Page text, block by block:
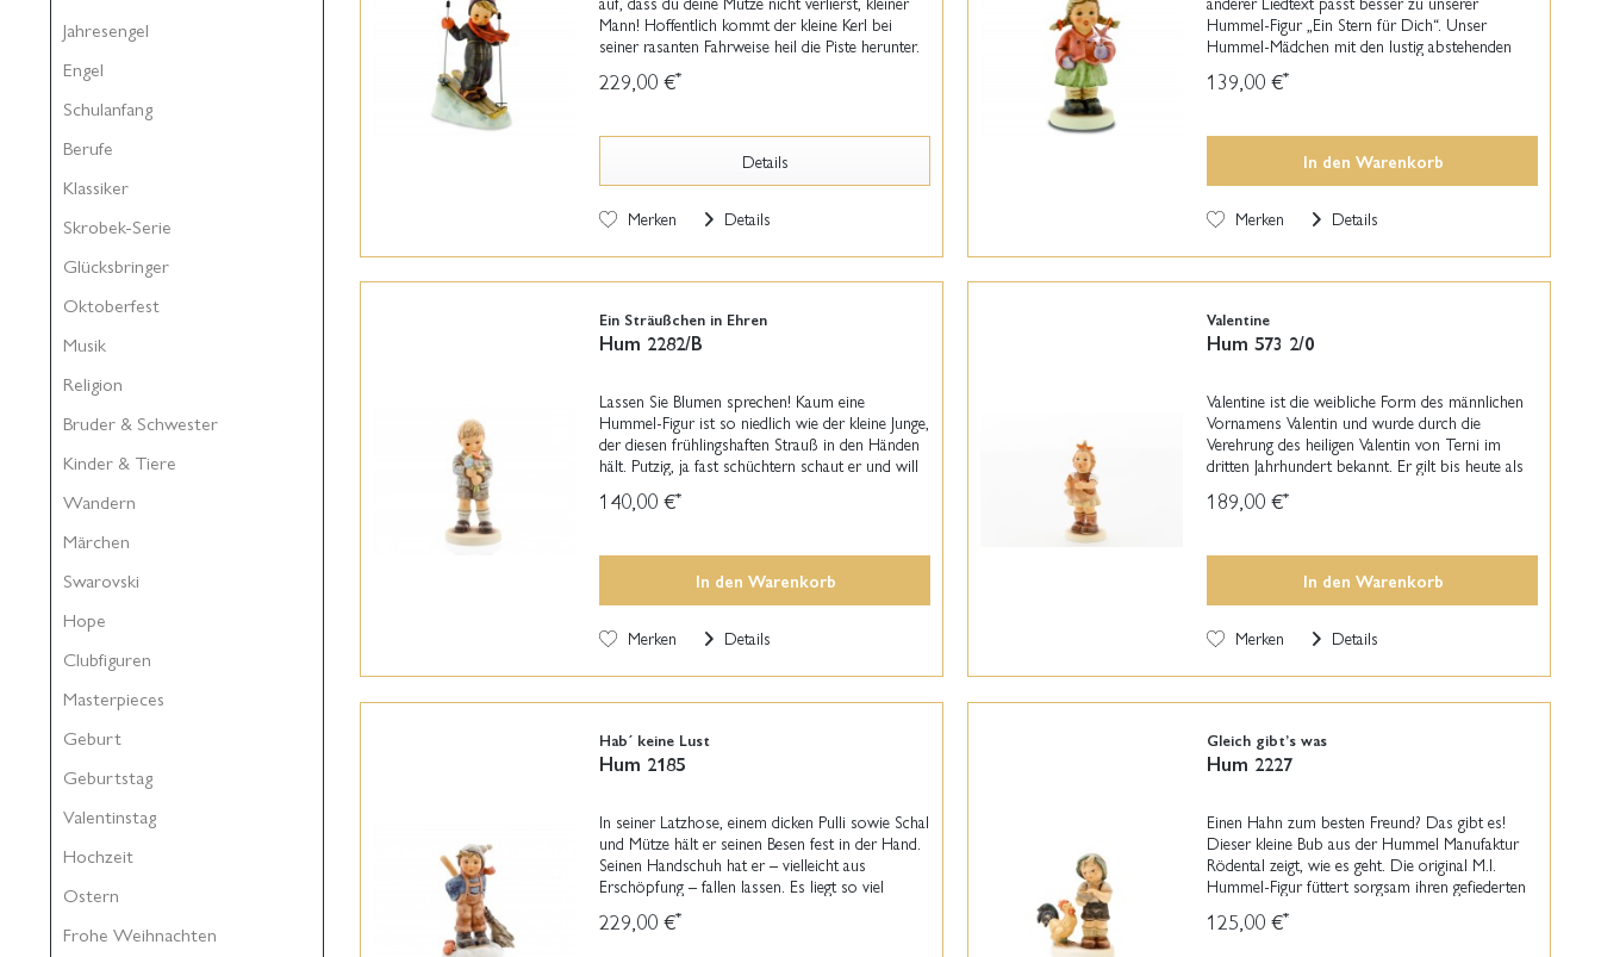
Jahresengel
Engel
Schulanfang
Berufe
Klassiker
Skrobek-Serie
Glücksbringer
Oktoberfest
Musik
Religion
Bruder & Schwester
Kinder & Tiere
Wandern
Märchen
Swarovski
Hope
Clubfiguren
Masterpieces
Geburt
Geburtstag
Valentinstag
Hochzeit
Ostern
Frohe Weihnachten
Mann! Hoffentlich kommt der kleine Kerl bei
seiner rasanten Fahrweise heil die Piste herunter.
Meistermodelleur Reinhold Unger modellierte...
229,00 €*
Details
Merken Details
Hummel-Figur „Ein Stern für Dich“. Unser
Hummel-Mädchen mit den lustig abstehenden
Zöpfen trägt ganz stolz einen glitzernden
Swarovski-Stern in der...
139,00 €*
In den Warenkorb
Merken Details
Ein Sträußchen in Ehren
Hum 2282/B
Lassen Sie Blumen sprechen! Kaum eine
Hummel-Figur ist so niedlich wie der kleine Junge,
der diesen frühlingshaften Strauß in den Händen
hält. Putzig, ja fast schüchtern schaut er und will
140,00 €*
In den Warenkorb
Merken Details
Valentine
Hum 573 2/0
Valentine ist die weibliche Form des männlichen
Vornamens Valentin und wurde durch die
Verehrung des heiligen Valentin von Terni im
dritten Jahrhundert bekannt. Er gilt bis heute als
189,00 €*
In den Warenkorb
Merken Details
Hab´ keine Lust
Hum 2185
In seiner Latzhose, einem dicken Pulli sowie Schal
und Mütze hält er seinen Besen fest in der Hand.
Seinen Handschuh hat er – vielleicht aus
Erschöpfung – fallen lassen. Es liegt so viel
Atem,...
229,00 €*
Gleich gibt’s was
Hum 2227
Einen Hahn zum besten Freund? Das gibt es!
Dieser kleine Bub aus der Hummel Manufaktur
Rödental zeigt, wie es geht. Die original M.I.
Hummel-Figur füttert sorgsam ihren gefiederten
2005...
125,00 €*